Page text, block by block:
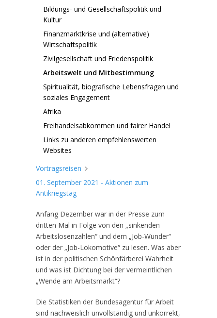
Bildungs- und Gesellschaftspolitik und
Kultur
Finanzmarktkrise und (alternative)
Wirtschaftspolitik
Zivilgesellschaft und Friedenspolitik
Arbeitswelt und Mitbestimmung
Spiritualität, biografische Lebensfragen und
soziales Engagement
Afrika
Freihandelsabkommen und fairer Handel
Links zu anderen empfehlenswerten
Websites
Vortragsreisen
01. September 2021 - Aktionen zum
Antikriegstag
Anfang Dezember war in der Presse zum
dritten Mal in Folge von den „sinkenden
Arbeitslosenzahlen“ und dem „Job-Wunder“
oder der „Job-Lokomotive“ zu lesen. Was aber
ist in der politischen Schönfärberei Wahrheit
und was ist Dichtung bei der vermeintlichen
„Wende am Arbeitsmarkt“?
Die Statistiken der Bundesagentur für Arbeit
sind nachweislich unvollständig und unkorrekt,